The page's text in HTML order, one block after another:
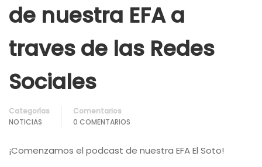
de nuestra EFA a
traves de las Redes
Sociales
Categorías
NOTICIAS
Comentarios
0 COMENTARIOS
¡Comenzamos el podcast de nuestra EFA El Soto!